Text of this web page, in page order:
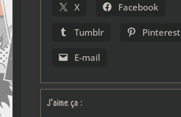
X Facebook
Tumblr Pinterest
E-mail
J’aime ça :